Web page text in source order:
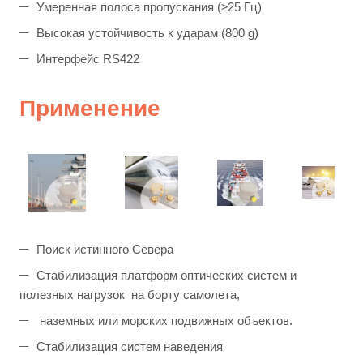
Умеренная полоса пропускания (≥25 Гц)
Высокая устойчивость к ударам (800 g)
Интерфейс RS422
Применение
Поиск истинного Севера
Стабилизация платформ оптических систем и
полезных нагрузок на борту самолета,
наземных или морских подвижных объектов.
Стабилизация систем наведения